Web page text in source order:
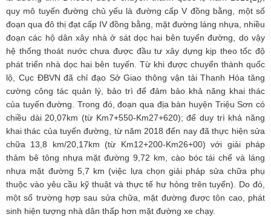
quy mô tuyến đường chủ yếu là đường cấp V đồng bằng, một số
đoạn qua đô thị đạt cấp IV đồng bằng, mặt đường láng nhựa, nhiều
đoạn các hộ dân xây nhà ở sát dọc hai bên tuyến đường, do vậy
hệ thống thoát nước chưa được đầu tư xây dựng kịp theo tốc độ
phát triển nhà dọc hai bên tuyến. Từ khi được chuyển thành quốc
lộ, Cục ĐBVN đã chỉ đạo Sở Giao thông vận tải Thanh Hóa tăng
cường công tác quản lý, bảo trì để đảm bảo khả năng khai thác
của tuyến đường. Trong đó, đoạn qua địa bàn huyện Triệu Sơn có
chiều dài 20,07km (từ Km7+550-Km27+620); để duy trì khả năng
khai thác của tuyến đường, từ năm 2018 đến nay đã thực hiện sửa
chữa 13,8 km/20,17km (từ Km12+200-Km26+00) với giải pháp
thảm bê tông nhựa mặt đường 9,72 km, cào bóc tái chế và láng
nhựa mặt đường 5,7 km (việc lựa chọn giải pháp sửa chữa phụ
thuộc vào yêu cầu kỹ thuật và thực tế hư hỏng trên tuyến). Do đó,
một số trường hợp sau sửa chữa, mặt đường được tôn cao, phát
sinh hiện tượng nhà dân thấp hơn mặt đường xe chạy.